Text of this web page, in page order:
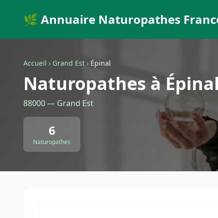
🌿 Annuaire Naturopathes
Accueil › Grand Est › Épinal
Naturopathes à
88000 — Grand Est
6
Naturopathes